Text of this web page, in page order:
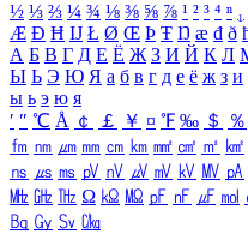
½ ⅓ ⅔ ¼ ¾ ⅛ ⅜ ⅝ ⅞ ¹ ² ³ ⁴ ⁿ ₁
Æ Ð Ħ Ĳ Ł Ø Œ Þ Ŧ Ŋ æ đ ð
А Б В Г Д Е Ё Ж З И Й К Л
Ы Ь Э Ю Я а б в г д е ё ж з и
ы ь э ю я
′ ″ ℃ Å ￠ ￡ ￥ ¤ ℉ ‰ ＄ ％
㎙ ㎚ ㎛ ㎜ ㎝ ㎞ ㎟ ㎠ ㎡ ㎢
㎱ ㎲ ㎳ ㎴ ㎵ ㎶ ㎷ ㎸ ㎹ ㎀
㎒ ㎓ ㎔ Ω ㏀ ㏁ ㎊ ㎋ ㎌ ㏖
㏃ ㏉ ㏜ ㏆